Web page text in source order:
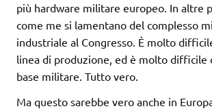
più hardware militare europeo. In altre
come me si lamentano del complesso
industriale al Congresso. È molto
linea di produzione, ed è molto difficile
base militare. Tutto vero.
Ma questo sarebbe vero anche in